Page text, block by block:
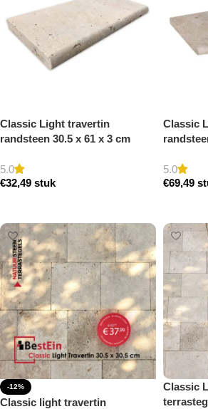
Classic Light travertin
randsteen 30.5 x 61 x 3 cm
getrommeld
5.0
€32,49 stuk
Classic
5.0
€69,49
-12%
Classic light travertin
Classic